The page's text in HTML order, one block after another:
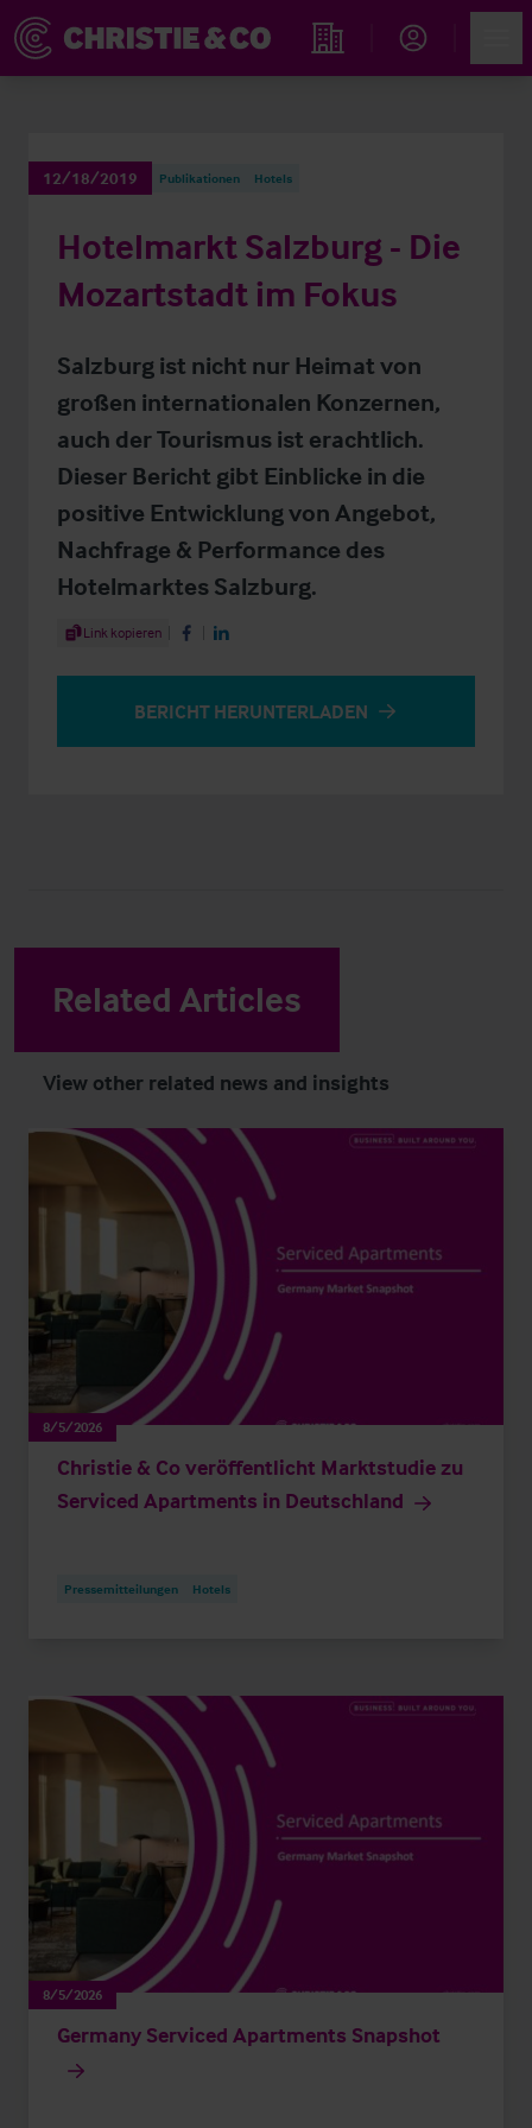
Immobiliensuche
12/18/2019 Publikationen Hotels
Hotelmarkt Salzburg - Die
Mozartstadt im Fokus
Salzburg ist nicht nur Heimat von
großen internationalen Konzernen,
auch der Tourismus ist erachtlich.
Dieser Bericht gibt Einblicke in die
positive Entwicklung von Angebot,
Nachfrage & Performance des
Hotelmarktes Salzburg.
Share Article
Link kopieren Share on Facebook
Share on LinkedIn
BERICHT HERUNTERLADEN
Related Articles
View other related news and insights
8/5/2026
Christie & Co veröffentlicht Marktstudie zu
Serviced Apartments in Deutschland
Pressemitteilungen Hotels
8/5/2026
Germany Serviced Apartments Snapshot